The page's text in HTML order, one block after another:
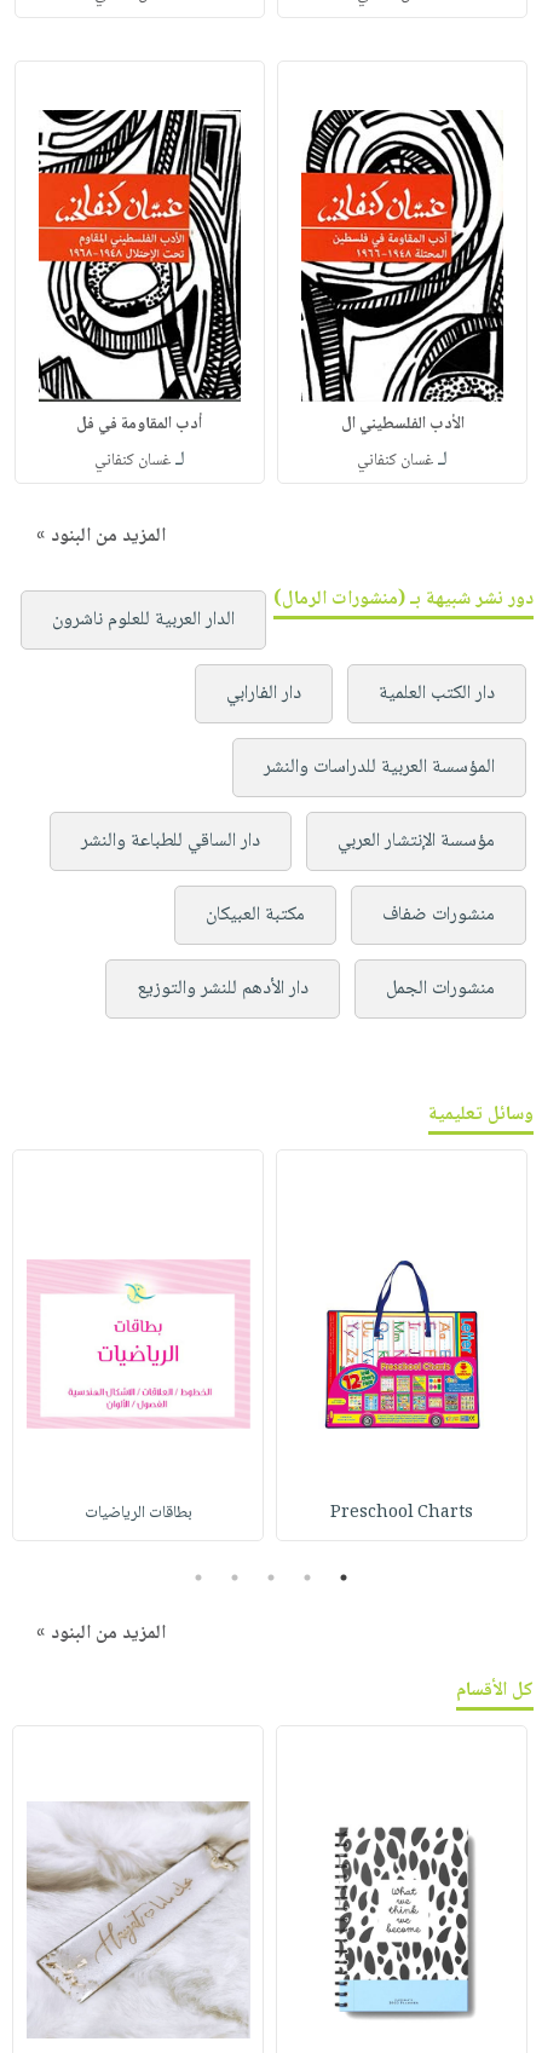
الأدب الفلسطيني ال
لـغسان كنفاني
أدب المقاومة في فل
لـغسان كنفاني
المزيد من البنود »
دور نشر شبيهة بـ (منشورات الرمال)
الدار العربية للعلوم ناشرون
دار الكتب العلمية دار الفارابي
المؤسسة العربية للدراسات والنشر
مؤسسة الإنتشار العربي دار الساقي للطباعة والنشر
منشورات ضفاف مكتبة العبيكان
منشورات الجمل دار الأدهم للنشر والتوزيع
وسائل تعليمية
Preschool Charts بطاقات الرياضيات
1
2
3
4
5
المزيد من البنود »
كل الأقسام